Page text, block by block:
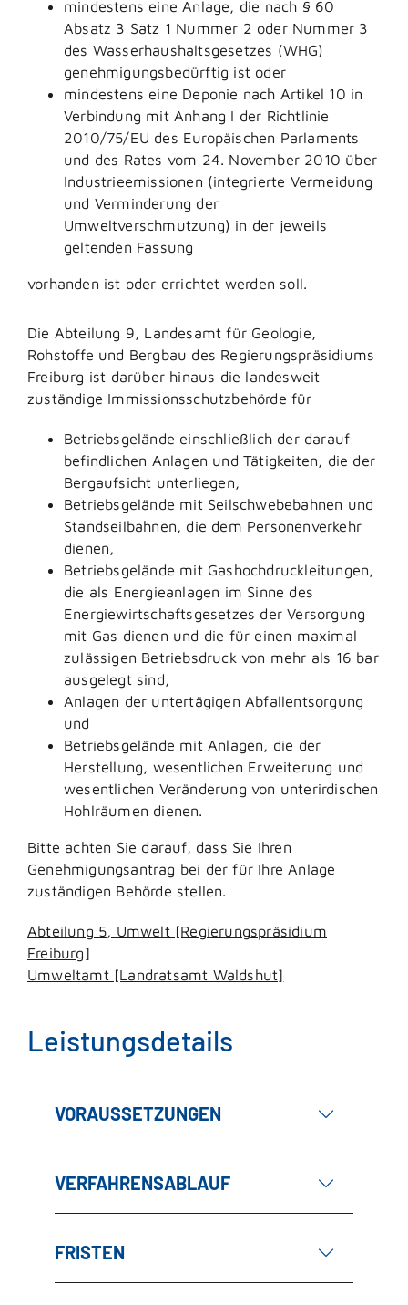
mindestens eine Anlage, die nach § 60
Absatz 3 Satz 1 Nummer 2 oder Nummer 3
des Wasserhaushaltsgesetzes (WHG)
genehmigungsbedürftig ist oder
mindestens eine Deponie nach Artikel 10 in
Verbindung mit Anhang I der Richtlinie
2010/75/EU des Europäischen Parlaments
und des Rates vom 24. November 2010 über
Industrieemissionen (integrierte Vermeidung
und Verminderung der
Umweltverschmutzung) in der jeweils
geltenden Fassung
vorhanden ist oder errichtet werden soll.
Die Abteilung 9, Landesamt für Geologie,
Rohstoffe und Bergbau des Regierungspräsidiums
Freiburg ist darüber hinaus die landesweit
zuständige Immissionsschutzbehörde für
Betriebsgelände einschließlich der darauf
befindlichen Anlagen und Tätigkeiten, die der
Bergaufsicht unterliegen,
Betriebsgelände mit Seilschwebebahnen und
Standseilbahnen, die dem Personenverkehr
dienen,
Betriebsgelände mit Gashochdruckleitungen,
die als Energieanlagen im Sinne des
Energiewirtschaftsgesetzes der Versorgung
mit Gas dienen und die für einen maximal
zulässigen Betriebsdruck von mehr als 16 bar
ausgelegt sind,
Anlagen der untertägigen Abfallentsorgung
und
Betriebsgelände mit Anlagen, die der
Herstellung, wesentlichen Erweiterung und
wesentlichen Veränderung von unterirdischen
Hohlräumen dienen.
Bitte achten Sie darauf, dass Sie Ihren
Genehmigungsantrag bei der für Ihre Anlage
zuständigen Behörde stellen.
Abteilung 5, Umwelt [Regierungspräsidium
Freiburg]
Umweltamt [Landratsamt Waldshut]
Leistungsdetails
VORAUSSETZUNGEN
VERFAHRENSABLAUF
FRISTEN